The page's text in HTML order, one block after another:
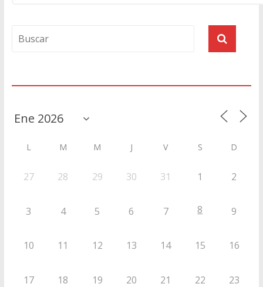
L M M J V S D
27 28 29 30 31 1 2
3 4 5 6 7 8 9
10 11 12 13 14 15 16
17 18 19 20 21 22 23